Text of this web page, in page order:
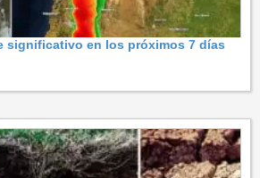
significativo en los próximos 7 días